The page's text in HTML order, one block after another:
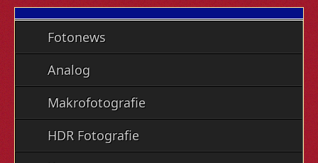
Fotonews
Analog
Makrofotografie
HDR Fotografie